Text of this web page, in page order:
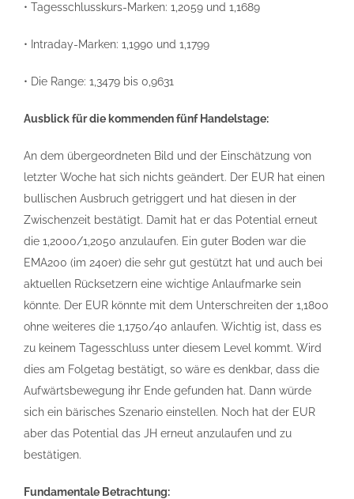
• Tagesschlusskurs-Marken: 1,2059 und 1,1689
• Intraday-Marken: 1,1990 und 1,1799
• Die Range: 1,3479 bis 0,9631
Ausblick für die kommenden fünf Handelstage:
An dem übergeordneten Bild und der Einschätzung von
letzter Woche hat sich nichts geändert. Der EUR hat einen
bullischen Ausbruch getriggert und hat diesen in der
Zwischenzeit bestätigt. Damit hat er das Potential erneut
die 1,2000/1,2050 anzulaufen. Ein guter Boden war die
EMA200 (im 240er) die sehr gut gestützt hat und auch bei
aktuellen Rücksetzern eine wichtige Anlaufmarke sein
könnte. Der EUR könnte mit dem Unterschreiten der 1,1800
ohne weiteres die 1,1750/40 anlaufen. Wichtig ist, dass es
zu keinem Tagesschluss unter diesem Level kommt. Wird
dies am Folgetag bestätigt, so wäre es denkbar, dass die
Aufwärtsbewegung ihr Ende gefunden hat. Dann würde
sich ein bärisches Szenario einstellen. Noch hat der EUR
aber das Potential das JH erneut anzulaufen und zu
bestätigen.
Fundamentale Betrachtung: